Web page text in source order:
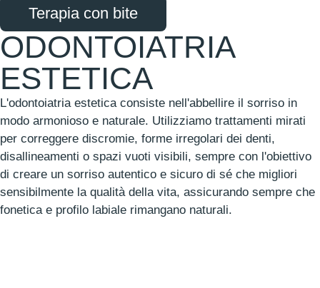
Terapia con bite
ODONTOIATRIA
ESTETICA
L'odontoiatria estetica consiste nell'abbellire il sorriso in
modo armonioso e naturale. Utilizziamo trattamenti mirati
per correggere discromie, forme irregolari dei denti,
disallineamenti o spazi vuoti visibili, sempre con l'obiettivo
di creare un sorriso autentico e sicuro di sé che migliori
sensibilmente la qualità della vita, assicurando sempre che
fonetica e profilo labiale rimangano naturali.